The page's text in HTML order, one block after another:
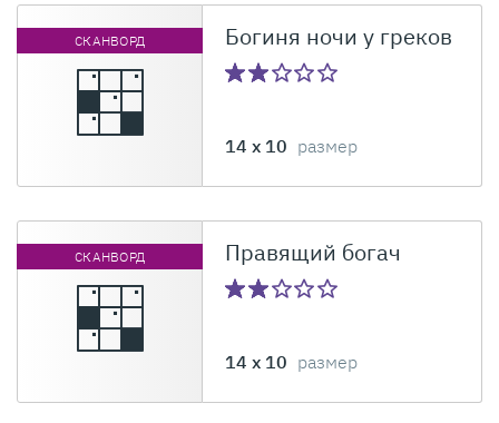
СКАНВОРД Богиня ночи у греков
14 x 10 размер
СКАНВОРД Правящий богач
14 x 10 размер